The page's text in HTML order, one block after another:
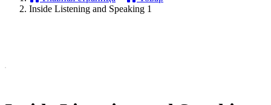
Inside Listening and Speaking 1